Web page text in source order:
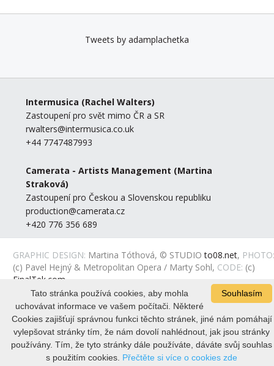
Tweets by adamplachetka
Intermusica (Rachel Walters)
Zastoupení pro svět mimo ČR a SR
rwalters@intermusica.co.uk
+44 7747487993
Camerata - Artists Management (Martina
Straková)
Zastoupení pro Českou a Slovenskou republiku
production@camerata.cz
+420 776 356 689
GRAPHIC DESIGN: Martina Tóthová, © STUDIOto08.net, PHOTO:
(c) Pavel Hejný & Metropolitan Opera / Marty Sohl, CODE: (c)
FinalTek.com
Souhlasím
Tato stránka používá cookies, aby mohla
uchovávat informace ve vašem počítači. Některé
Cookies zajišťují správnou funkci těchto stránek, jiné nám pomáhají
vylepšovat stránky tím, že nám dovolí nahlédnout, jak jsou stránky
používány. Tím, že tyto stránky dále používáte, dáváte svůj souhlas
s použitím cookies. Přečtěte si více o cookies zde